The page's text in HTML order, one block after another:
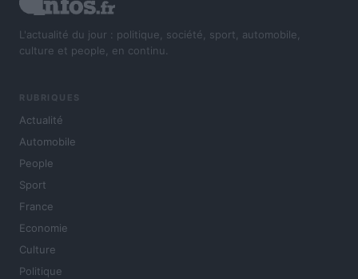
L'actualité du jour : politique, société, sport, automobile,
culture et people, en continu.
RUBRIQUES
Actualité
Automobile
People
Sport
France
Economie
Culture
Politique